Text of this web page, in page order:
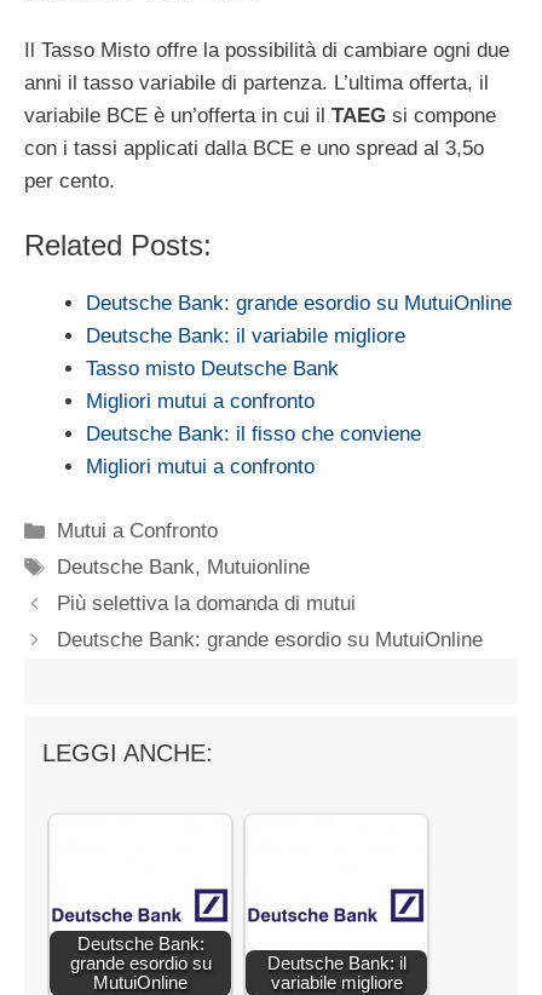
Il Tasso Misto offre la possibilità di cambiare ogni due
anni il tasso variabile di partenza. L’ultima offerta, il
variabile BCE è un’offerta in cui il TAEG si compone
con i tassi applicati dalla BCE e uno spread al 3,5o
per cento.
Related Posts:
Deutsche Bank: grande esordio su MutuiOnline
Deutsche Bank: il variabile migliore
Tasso misto Deutsche Bank
Migliori mutui a confronto
Deutsche Bank: il fisso che conviene
Migliori mutui a confronto
Categorie
Mutui a Confronto
Tag
Deutsche Bank, Mutuionline
Più selettiva la domanda di mutui
Deutsche Bank: grande esordio su MutuiOnline
LEGGI ANCHE:
Deutsche Bank:
grande esordio su
MutuiOnline
Deutsche Bank: il
variabile migliore